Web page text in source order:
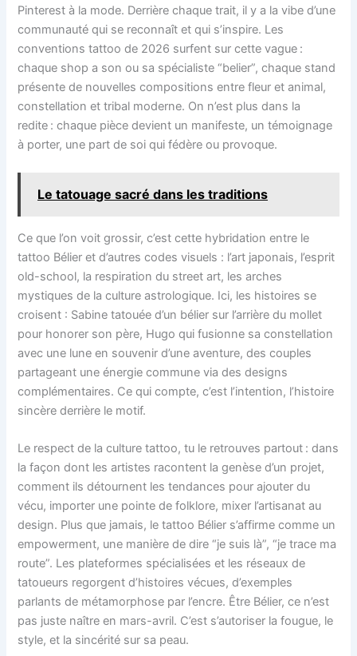
Pinterest à la mode. Derrière chaque trait, il y a la vibe d’une
communauté qui se reconnaît et qui s’inspire. Les
conventions tattoo de 2026 surfent sur cette vague :
chaque shop a son ou sa spécialiste “belier”, chaque stand
présente de nouvelles compositions entre fleur et animal,
constellation et tribal moderne. On n’est plus dans la
redite : chaque pièce devient un manifeste, un témoignage
à porter, une part de soi qui fédère ou provoque.
Le tatouage sacré dans les traditions
Ce que l’on voit grossir, c’est cette hybridation entre le
tattoo Bélier et d’autres codes visuels : l’art japonais, l’esprit
old-school, la respiration du street art, les arches
mystiques de la culture astrologique. Ici, les histoires se
croisent : Sabine tatouée d’un bélier sur l’arrière du mollet
pour honorer son père, Hugo qui fusionne sa constellation
avec une lune en souvenir d’une aventure, des couples
partageant une énergie commune via des designs
complémentaires. Ce qui compte, c’est l’intention, l’histoire
sincère derrière le motif.
Le respect de la culture tattoo, tu le retrouves partout : dans
la façon dont les artistes racontent la genèse d’un projet,
comment ils détournent les tendances pour ajouter du
vécu, importer une pointe de folklore, mixer l’artisanat au
design. Plus que jamais, le tattoo Bélier s’affirme comme un
empowerment, une manière de dire “je suis là”, “je trace ma
route”. Les plateformes spécialisées et les réseaux de
tatoueurs regorgent d’histoires vécues, d’exemples
parlants de métamorphose par l’encre. Être Bélier, ce n’est
pas juste naître en mars-avril. C’est s’autoriser la fougue, le
style, et la sincérité sur sa peau.